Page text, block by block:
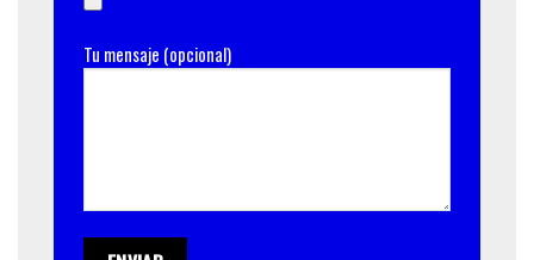
Tu mensaje (opcional)